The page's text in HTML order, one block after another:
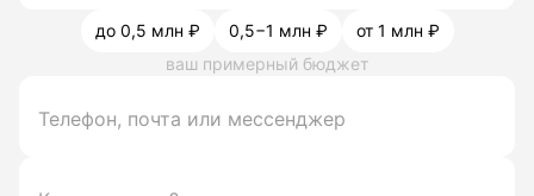
до 0,5 млн ₽ 0,5−1 млн ₽
от 1 млн ₽
ваш примерный бюджет